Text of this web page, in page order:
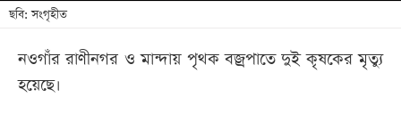
স্টাইল
শিক্ষা
তথ্যপ্রযুক্তি
ছবি: সংগৃহীত
নওগাঁর রাণীনগর ও মান্দায় পৃথক বজ্রপাতে দুই কৃষকের মৃত্যু
হয়েছে।